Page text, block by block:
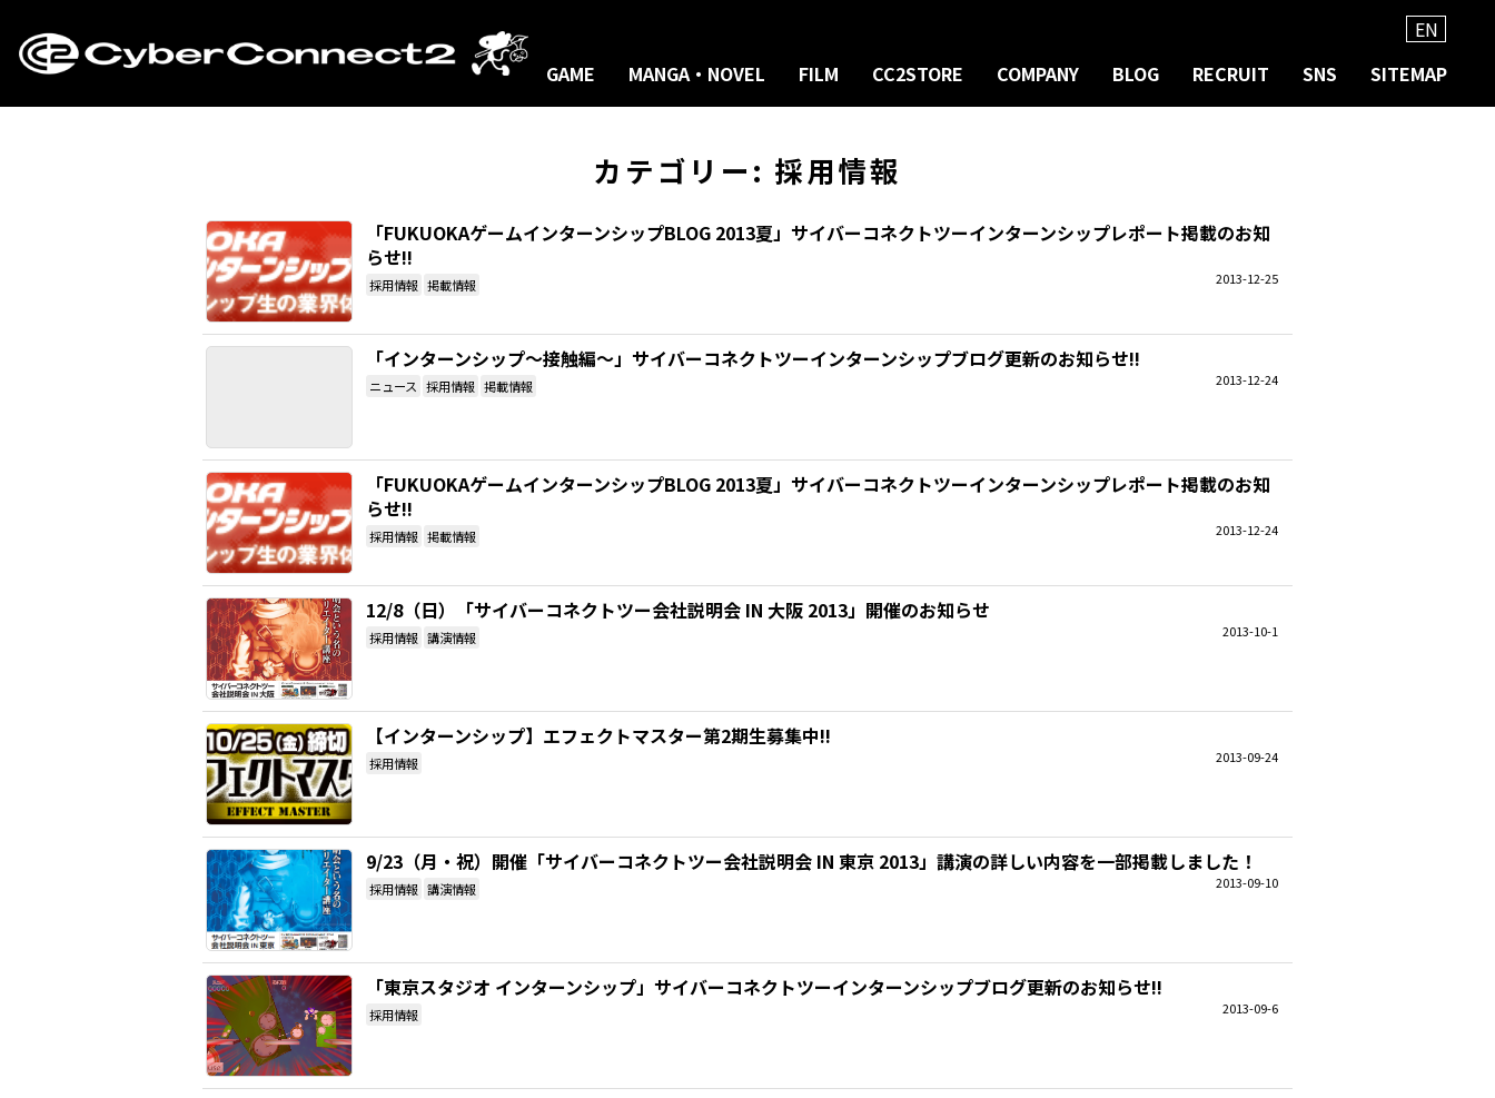
GAME MANGA・NOVEL FILM CC2STORE COMPANY BLOG RECRUIT SNS SITEMAP
EN
カテゴリー: 採用情報
「FUKUOKAゲームインターンシップBLOG 2013夏」サイバーコネクトツーインターンシップレポート掲載のお知
らせ!!
2013-12-25
採用情報 掲載情報
「インターンシップ～接触編～」サイバーコネクトツーインターンシップブログ更新のお知らせ!!
2013-12-24
ニュース 採用情報 掲載情報
「FUKUOKAゲームインターンシップBLOG 2013夏」サイバーコネクトツーインターンシップレポート掲載のお知
らせ!!
2013-12-24
採用情報 掲載情報
12/8（日）「サイバーコネクトツー会社説明会 IN 大阪 2013」開催のお知らせ
2013-10-1
採用情報 講演情報
【インターンシップ】エフェクトマスター第2期生募集中!!
2013-09-24
採用情報
9/23（月・祝）開催「サイバーコネクトツー会社説明会 IN 東京 2013」講演の詳しい内容を一部掲載しました！
2013-09-10
採用情報 講演情報
「東京スタジオ インターンシップ」サイバーコネクトツーインターンシップブログ更新のお知らせ!!
2013-09-6
採用情報